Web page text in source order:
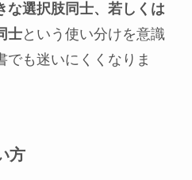
な選択肢同士、若しくは
士という使い分けを意識
でも迷いにくくなりま
方